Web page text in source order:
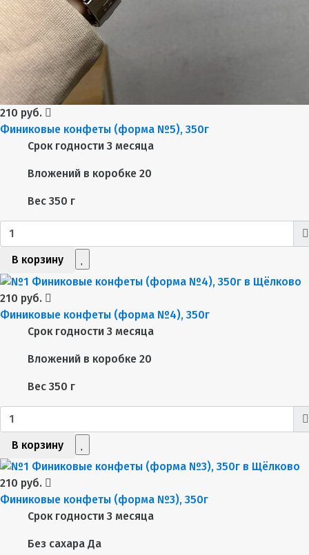
210 руб.
Финиковые конфеты (форма №5), 350г
Срок годности 3 месяца
Вложений в коробке 20
Вес 350 г
В корзину
210 руб.
Финиковые конфеты (форма №4), 350г
Срок годности 3 месяца
Вложений в коробке 20
Вес 350 г
В корзину
210 руб.
Финиковые конфеты (форма №3), 350г
Срок годности 3 месяца
Без сахара Да